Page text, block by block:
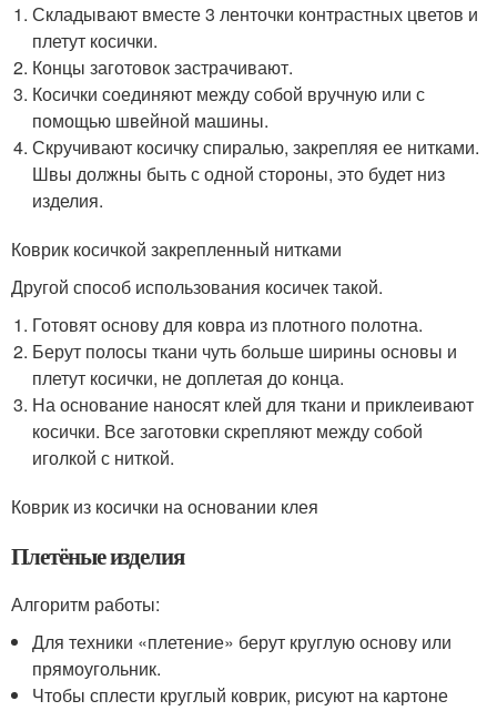
Складывают вместе 3 ленточки контрастных цветов и
плетут косички.
Концы заготовок застрачивают.
Косички соединяют между собой вручную или с
помощью швейной машины.
Скручивают косичку спиралью, закрепляя ее нитками.
Швы должны быть с одной стороны, это будет низ
изделия.
Коврик косичкой закрепленный нитками
Другой способ использования косичек такой.
Готовят основу для ковра из плотного полотна.
Берут полосы ткани чуть больше ширины основы и
плетут косички, не доплетая до конца.
На основание наносят клей для ткани и приклеивают
косички. Все заготовки скрепляют между собой
иголкой с ниткой.
Коврик из косички на основании клея
Плетёные изделия
Алгоритм работы:
Для техники «плетение» берут круглую основу или
прямоугольник.
Чтобы сплести круглый коврик, рисуют на картоне